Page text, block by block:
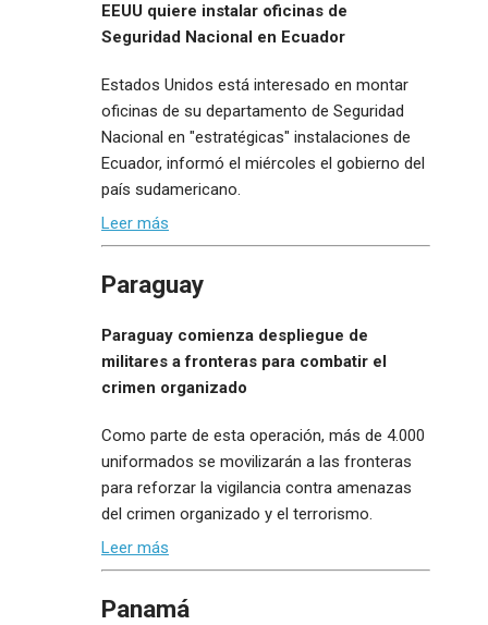
EEUU quiere instalar oficinas de
Seguridad Nacional en Ecuador
Estados Unidos está interesado en montar
oficinas de su departamento de Seguridad
Nacional en "estratégicas" instalaciones de
Ecuador, informó el miércoles el gobierno del
país sudamericano.
Leer más
Paraguay
Paraguay comienza despliegue de
militares a fronteras para combatir el
crimen organizado
Como parte de esta operación, más de 4.000
uniformados se movilizarán a las fronteras
para reforzar la vigilancia contra amenazas
del crimen organizado y el terrorismo.
Leer más
Panamá